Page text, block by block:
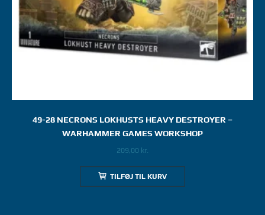
49-28 NECRONS LOKHUSTS HEAVY DESTROYER –
WARHAMMER GAMES WORKSHOP
209,00 kr.
TILFØJ TIL KURV